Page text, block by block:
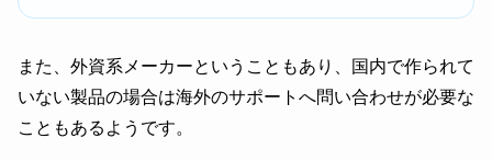
また、外資系メーカーということもあり、国内で作られて
いない製品の場合は海外のサポートへ問い合わせが必要な
こともあるようです。